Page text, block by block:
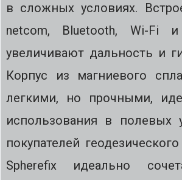
в сложных условиях.
netcom, Bluetooth, Wi-Fi
увеличивают дальность и
Корпус из магниевого
легкими, но прочными,
использования в полевых
покупателей
Spherefix идеально